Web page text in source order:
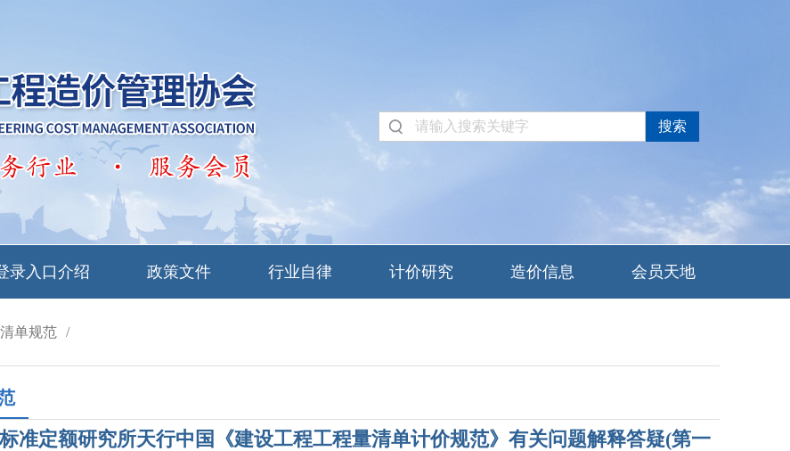
录入口介绍 政策文件 行业自律 计价研究 造价信息 会员天地
清单规范
准定额研究所天行中国《建设工程工程量清单计价规范》有关问题解释答疑(第一